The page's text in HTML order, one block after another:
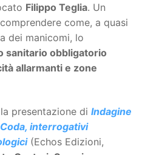
Filippo Teglia. Un
come, a quasi
dei manicomi, lo
sanitario obbligatorio
allarmanti e zone
presentazione di Indagine
interrogativi
(Echos Edizioni,